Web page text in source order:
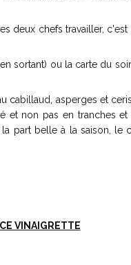
deux chefs travailler,
sortant) ou la carte du
cabillaud, asperges et
et non pas en tranches et
part belle à la saison, le
VINAIGRETTE